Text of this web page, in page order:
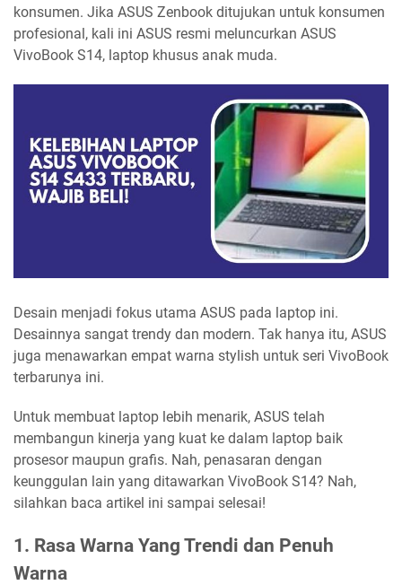
konsumen. Jika ASUS Zenbook ditujukan untuk konsumen
profesional, kali ini ASUS resmi meluncurkan ASUS
VivoBook S14, laptop khusus anak muda.
Desain menjadi fokus utama ASUS pada laptop ini.
Desainnya sangat trendy dan modern. Tak hanya itu, ASUS
juga menawarkan empat warna stylish untuk seri VivoBook
terbarunya ini.
Untuk membuat laptop lebih menarik, ASUS telah
membangun kinerja yang kuat ke dalam laptop baik
prosesor maupun grafis. Nah, penasaran dengan
keunggulan lain yang ditawarkan VivoBook S14? Nah,
silahkan baca artikel ini sampai selesai!
1. Rasa Warna Yang Trendi dan Penuh
Warna